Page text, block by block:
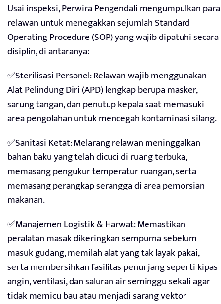
Usai inspeksi, Perwira Pengendali mengumpulkan para
relawan untuk menegakkan sejumlah Standard
Operating Procedure (SOP) yang wajib dipatuhi secara
disiplin, di antaranya:
✅Sterilisasi Personel: Relawan wajib menggunakan
Alat Pelindung Diri (APD) lengkap berupa masker,
sarung tangan, dan penutup kepala saat memasuki
area pengolahan untuk mencegah kontaminasi silang.
✅Sanitasi Ketat: Melarang relawan meninggalkan
bahan baku yang telah dicuci di ruang terbuka,
memasang pengukur temperatur ruangan, serta
memasang perangkap serangga di area pemorsian
makanan.
✅Manajemen Logistik & Harwat: Memastikan
peralatan masak dikeringkan sempurna sebelum
masuk gudang, memilah alat yang tak layak pakai,
serta membersihkan fasilitas penunjang seperti kipas
angin, ventilasi, dan saluran air seminggu sekali agar
tidak memicu bau atau menjadi sarang vektor